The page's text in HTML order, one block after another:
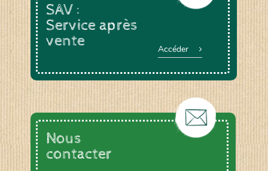
SAV :
Service après
vente
Accéder
Nous
contacter